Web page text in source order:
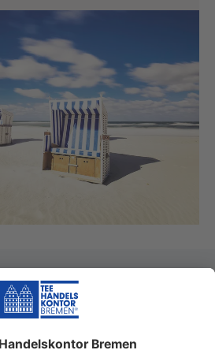
Biozertifizierung
Kontrollstelle DE-ÖKO-070